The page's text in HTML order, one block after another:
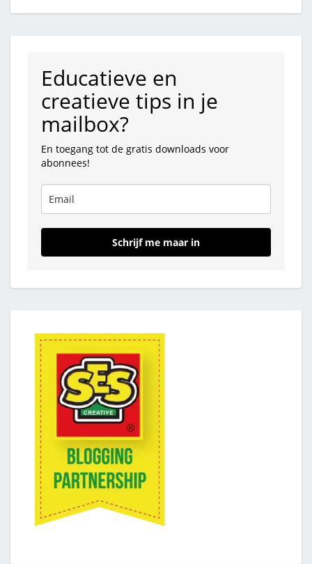
Educatieve en
creatieve tips in je
mailbox?
En toegang tot de gratis downloads voor
abonnees!
Schrijf me maar in